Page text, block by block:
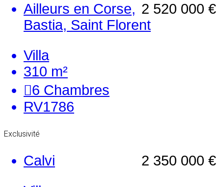
2 520 000 €
Ailleurs en Corse,
Bastia, Saint Florent
Villa
310 m²
6 Chambres
RV1786
Exclusivité
2 350 000 €
Calvi